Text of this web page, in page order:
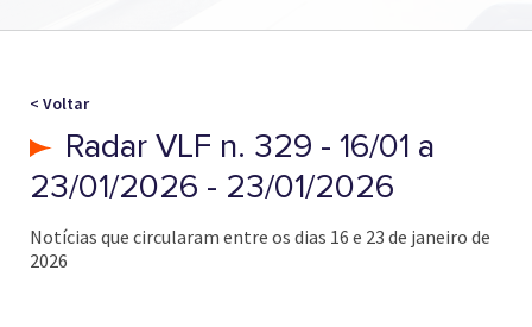
< Voltar
Radar VLF n. 329 - 16/01 a
23/01/2026 - 23/01/2026
Notícias que circularam entre os dias 16 e 23 de janeiro de
2026